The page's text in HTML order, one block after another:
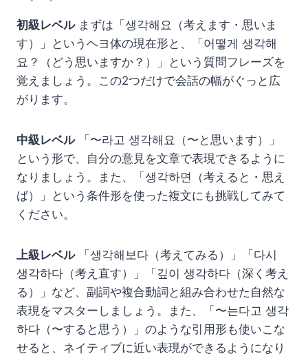
初級レベルまずは「생각해요（考えます・思いま
す）」というヘヨ体の現在形と、「어떻게 생각해
요？（どう思いますか？）」という質問フレーズを
覚えましょう。この2つだけで会話の幅がぐっと広
がります。
中級レベル「〜라고 생각해요（〜と思います）」
という形で、自分の意見を文章で表現できるように
なりましょう。また、「생각하면（考えると・思え
ば）」という条件形を使った複文にも挑戦してみて
ください。
上級レベル「생각해보다（考えてみる）」「다시
생각하다（考え直す）」「깊이 생각하다（深く考え
る）」など、副詞や複合動詞と組み合わせた自然な
表現をマスターしましょう。また、「〜는다고 생각
하다（〜すると思う）」のような引用形も使いこな
せると、ネイティブに近い表現ができるようになり